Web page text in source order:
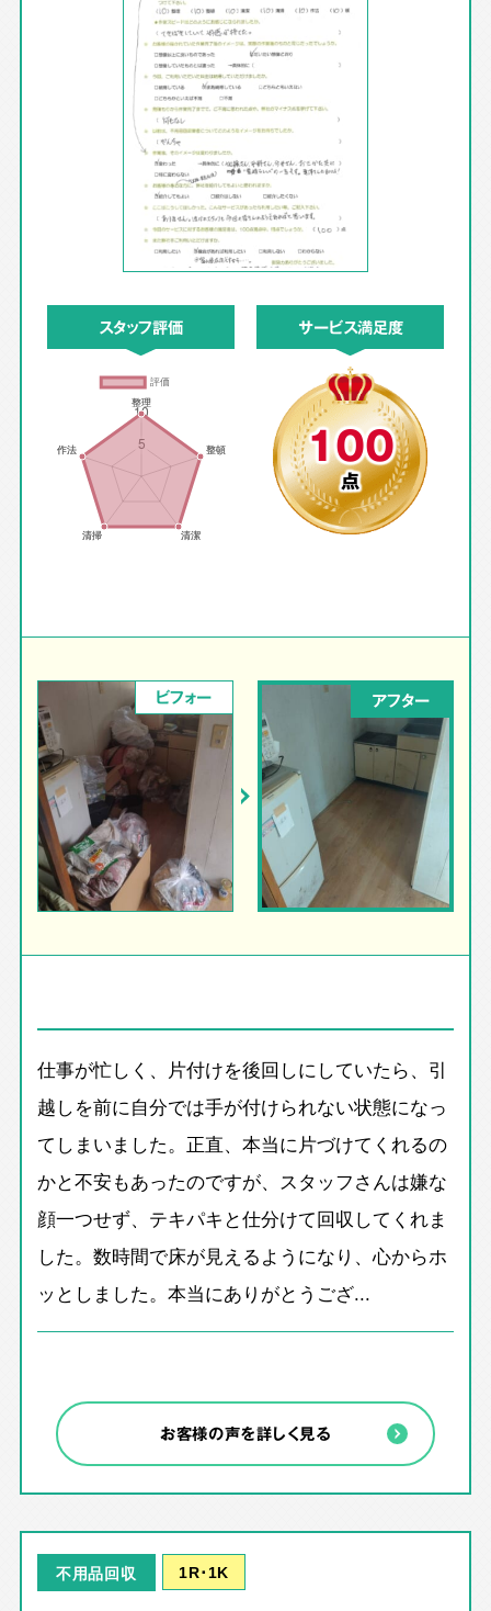
スタッフ評価 サービス満足度
100
点
ビフォー アフター
仕事が忙しく、片付けを後回しにしていたら、引
越しを前に自分では手が付けられない状態になっ
てしまいました。正直、本当に片づけてくれるの
かと不安もあったのですが、スタッフさんは嫌な
顔一つせず、テキパキと仕分けて回収してくれま
した。数時間で床が見えるようになり、心からホ
ッとしました。本当にありがとうござ...
お客様の声を詳しく見る
不用品回収 1R･1K